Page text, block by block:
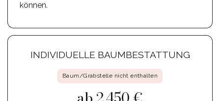
können.
INDIVIDUELLE BAUMBESTATTUNG
Baum/Grabstelle nicht enthalten